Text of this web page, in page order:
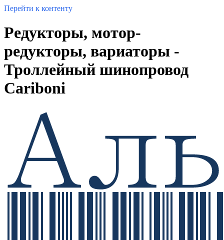
Перейти к контенту
Редукторы, мотор-
редукторы, вариаторы -
Троллейный шинопровод
Cariboni